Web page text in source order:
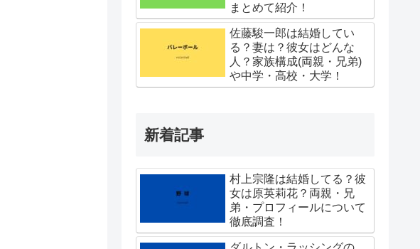
まとめて紹介！
佐藤駿一郎は結婚してい
る？妻は？彼女はどんな
人？家族構成(両親・兄弟)
や中学・高校・大学！
新着記事
村上宗隆は結婚してる？彼
女は原英莉花？両親・兄
弟・プロフィールについて
徹底調査！